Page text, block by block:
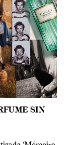
SIN